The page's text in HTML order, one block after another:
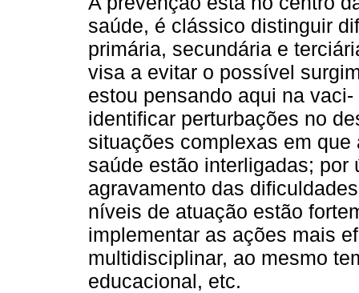
saúde, é clássico distinguir
primária, secundária e
visa a evitar o possível
estou pensando aqui na
identificar perturbações no
situações complexas em
saúde estão interligadas;
agravamento das
níveis de atuação estão
implementar as ações mais
multidisciplinar, ao mesmo
educacional, etc.